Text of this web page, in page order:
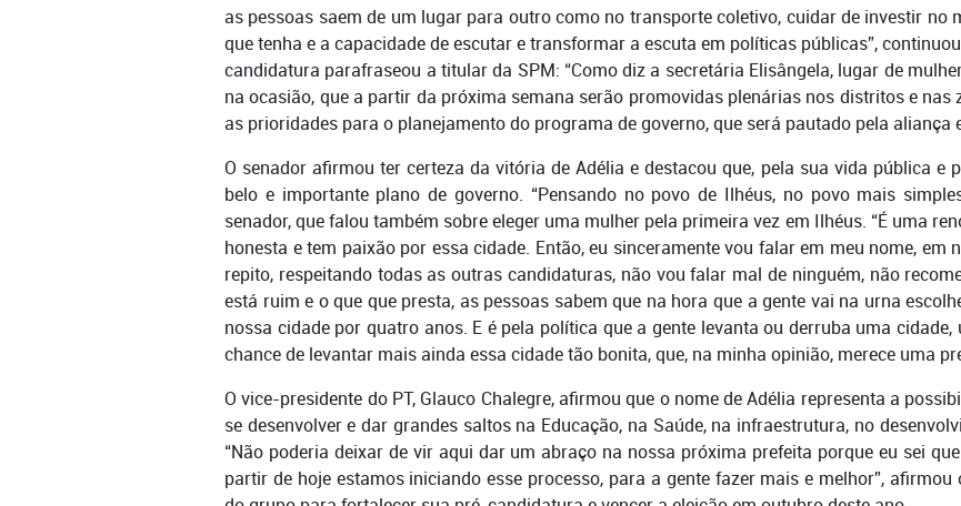
as pessoas saem de um lugar para outro como no transporte coletivo, cuidar de investir no
que tenha e a capacidade de escutar e transformar a escuta em políticas públicas”,
candidatura parafraseou a titular da SPM: “Como diz a secretária Elisângela, lugar de
na ocasião, que a partir da próxima semana serão promovidas plenárias nos distritos e nas
as prioridades para o planejamento do programa de governo, que será pautado pela aliança
O senador afirmou ter certeza da vitória de Adélia e destacou que, pela sua vida pública e
belo e importante plano de governo. “Pensando no povo de Ilhéus, no povo mais
senador, que falou também sobre eleger uma mulher pela primeira vez em Ilhéus. “É uma
honesta e tem paixão por essa cidade. Então, eu sinceramente vou falar em meu nome, em
repito, respeitando todas as outras candidaturas, não vou falar mal de ninguém, não
está ruim e o que que presta, as pessoas sabem que na hora que a gente vai na urna
nossa cidade por quatro anos. E é pela política que a gente levanta ou derruba uma
chance de levantar mais ainda essa cidade tão bonita, que, na minha opinião, merece uma
O vice-presidente do PT, Glauco Chalegre, afirmou que o nome de Adélia representa a
se desenvolver e dar grandes saltos na Educação, na Saúde, na infraestrutura, no
“Não poderia deixar de vir aqui dar um abraço na nossa próxima prefeita porque eu sei
partir de hoje estamos iniciando esse processo, para a gente fazer mais e melhor”,